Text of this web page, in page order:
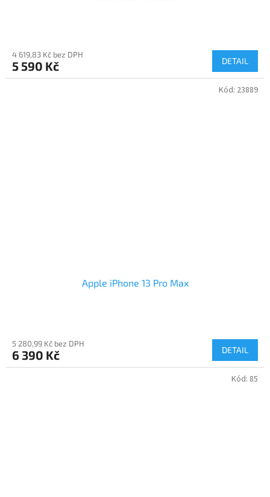
4 619,83 Kč bez DPH
5 590 Kč DETAIL
Apple iPhone 13 Pro Max
5 280,99 Kč bez DPH
6 390 Kč DETAIL
Kód: 23889
Kód: 85